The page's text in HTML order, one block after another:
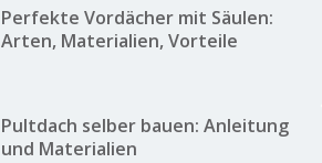
Perfekte Vordächer mit Säulen:
Arten, Materialien, Vorteile
Pultdach selber bauen: Anleitung
und Materialien